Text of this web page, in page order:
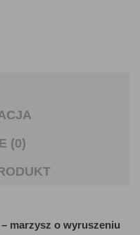
(0)
marzysz o wyruszeniu